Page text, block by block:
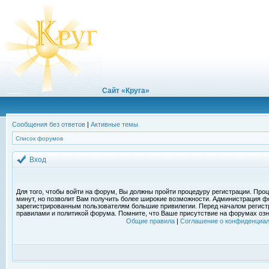
Сайт «Круга»
Сообщения без ответов | Активные темы
Список форумов
Вход
Для того, чтобы войти на форум, Вы должны пройти процедуру регистрации.
минут, но позволит Вам получить более широкие возможности. Администрация
зарегистрированным пользователям большие привилегии. Перед началом
правилами и политикой форума. Помните, что Ваше присутствие на форумах
Общие правила| Соглашение о